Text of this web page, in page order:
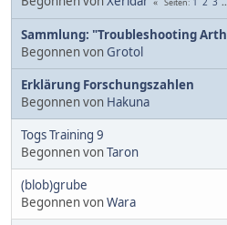
Sammlung: "Troubleshooting
Begonnen von Grotol
Erklärung Forschungszahlen
Begonnen von Hakuna
Togs Training 9
Begonnen vonTaron
(blob)grube
Begonnen vonWara